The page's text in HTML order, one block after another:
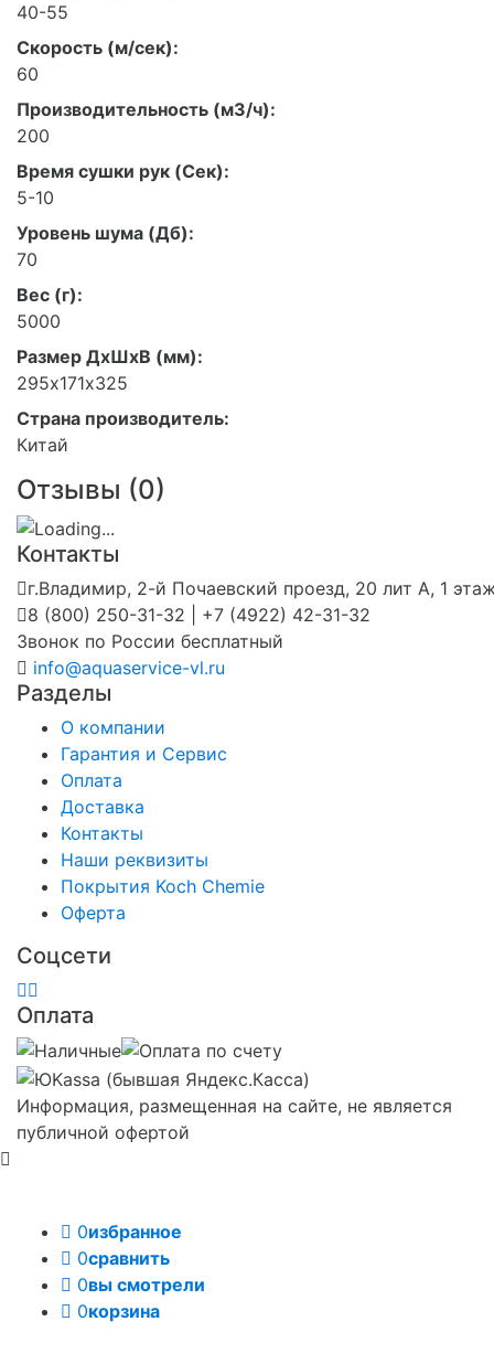
40-55
Скорость (м/сек):
60
Производительность (м3/ч):
200
Время сушки рук (Сек):
5-10
Уровень шума (Дб):
70
Вес (г):
5000
Размер ДxШхВ (мм):
295х171х325
Страна производитель:
Китай
Отзывы (0)
Контакты
г.Владимир, 2-й Почаевский проезд, 20 лит А, 1
8 (800) 250-31-32 | +7 (4922) 42-31-32
Звонок по России бесплатный
info@aquaservice-vl.ru
Разделы
О компании
Гарантия и Сервис
Оплата
Доставка
Контакты
Наши реквизиты
Покрытия Koch Chemie
Оферта
Соцсети
Оплата
Информация, размещенная на сайте, не является
публичной офертой
0избранное
0сравнить
0вы смотрели
0корзина
Задать вопрос